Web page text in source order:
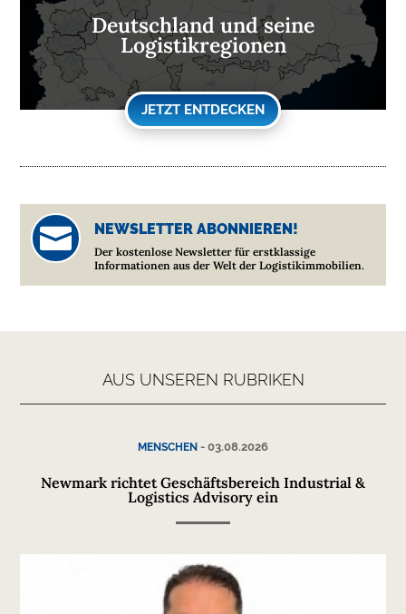
Deutschland und seine
Logistikregionen
JETZT ENTDECKEN
 NEWSLETTER ABONNIEREN!
Der kostenlose Newsletter für erstklassige
Informationen aus der Welt der Logistikimmobilien.
AUS UNSEREN RUBRIKEN
MENSCHEN - 03.08.2026
Newmark richtet Geschäftsbereich Industrial &
Logistics Advisory ein